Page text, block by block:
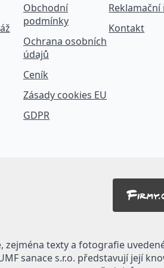
Obchodní
podmínky
Ochrana osobních
údajů
Ceník
Zásady cookies EU
GDPR
Reklamační
Kontakt
zejména texty a fotografie
sanace s.r.o. představují její